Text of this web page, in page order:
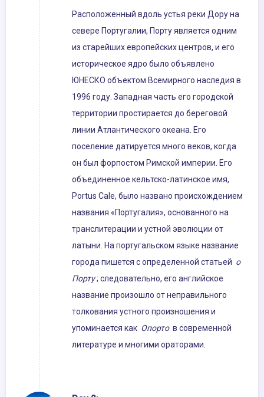
Расположенный вдоль устья реки Дору на
севере Португалии, Порту является одним
из старейших европейских центров, и его
историческое ядро ​​было объявлено
ЮНЕСКО объектом Всемирного наследия в
1996 году. Западная часть его городской
территории простирается до береговой
линии Атлантического океана. Его
поселение датируется много веков, когда
он был форпостом Римской империи. Его
объединенное кельтско-латинское имя,
Portus Cale, было названо происхождением
названия «Португалия», основанного на
транслитерации и устной эволюции от
латыни. На португальском языке название
города пишется с определенной статьей о
Порту; следовательно, его английское
название произошло от неправильного
толкования устного произношения и
упоминается как Опортов современной
литературе и многими ораторами.